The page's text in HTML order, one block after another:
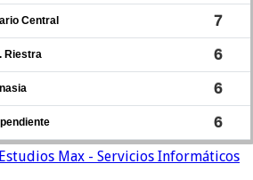
Estudios Max - Servicios Informáticos